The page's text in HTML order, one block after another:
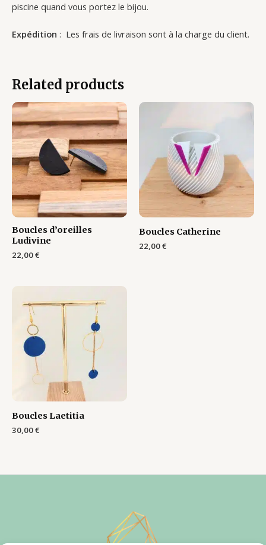
piscine quand vous portez le bijou.
Expédition : Les frais de livraison sont à la charge du client.
Related products
Boucles d’oreilles
Ludivine
22,00€
Boucles Catherine
22,00€
Boucles Laetitia
30,00€